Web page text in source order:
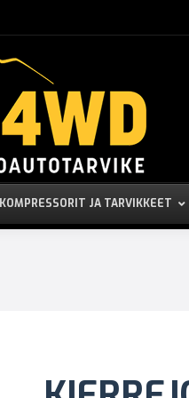
KOMPRESSORIT JA TARVIKKEET